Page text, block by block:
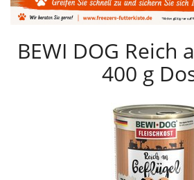
BEWI DOG Reich
400 g